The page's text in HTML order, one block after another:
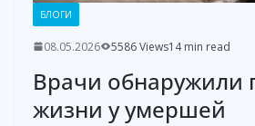
БЛОГИ
08.05.2026 5586 Views14 min read
Врачи обнаружили
жизни у умершей